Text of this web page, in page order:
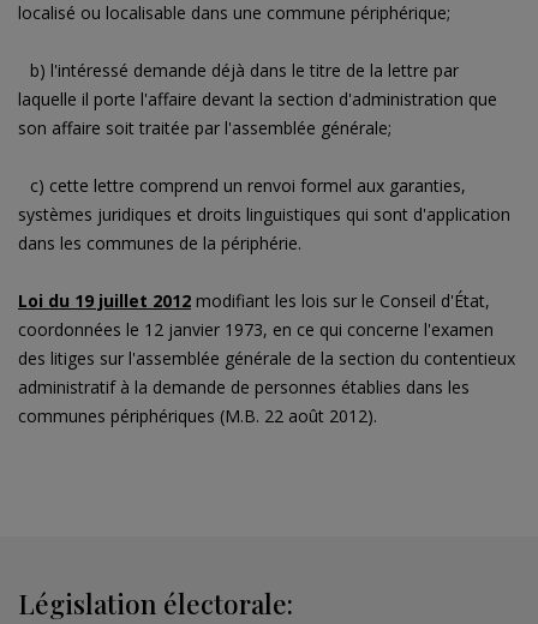
localisé ou localisable dans une commune périphérique;
b) l'intéressé demande déjà dans le titre de la lettre par
laquelle il porte l'affaire devant la section d'administration que
son affaire soit traitée par l'assemblée générale;
c) cette lettre comprend un renvoi formel aux garanties,
systèmes juridiques et droits linguistiques qui sont d'application
dans les communes de la périphérie.
Loi du 19 juillet 2012 modifiant les lois sur le Conseil d'État,
coordonnées le 12 janvier 1973, en ce qui concerne l'examen
des litiges sur l'assemblée générale de la section du contentieux
administratif à la demande de personnes établies dans les
communes périphériques (M.B. 22 août 2012).
Législation électorale: